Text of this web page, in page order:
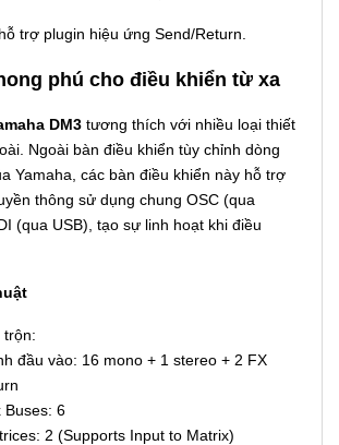
trợ plugin hiệu ứng Send/Return.
phú cho điều khiển từ xa
DM3 tương thích với nhiều loại thiết
Ngoài bàn điều khiển tùy chỉnh dòng
Yamaha, các bàn điều khiển này hỗ trợ
thông sử dụng chung OSC (qua
(qua USB), tạo sự linh hoạt khi điều
trộn:
đầu vào: 16 mono + 1 stereo + 2 FX
Buses: 6
2 (Supports Input to Matrix)